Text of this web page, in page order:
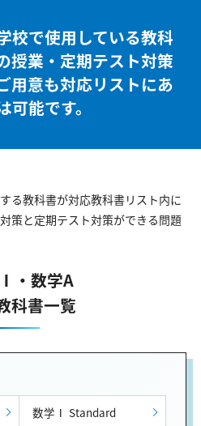
校で使用している教科
授業・定期テスト対策
用意も対応リストにあ
可能です。
る教科書が対応教科書リスト内に
策と定期テスト対策ができる問題
・数学A
科書一覧
数学Ⅰ Standard